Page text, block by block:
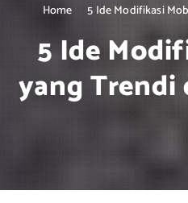
Home 5 Ide Modifikasi
5 Ide
yang Trendi